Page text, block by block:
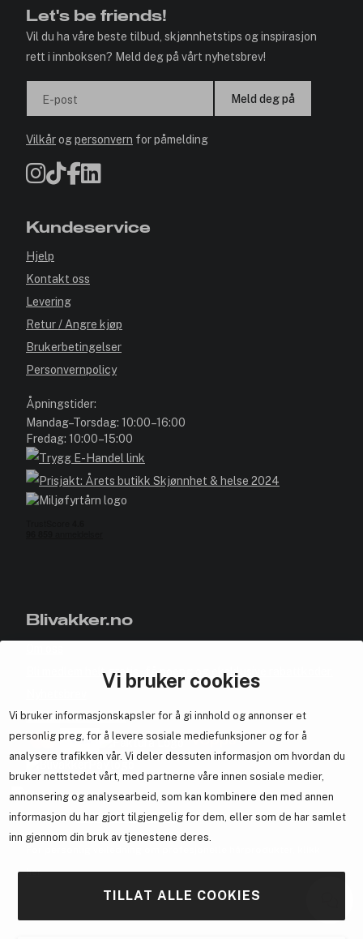
Vi bruker cookies
Vi bruker informasjonskapsler for å gi innhold og annonser et
personlig preg, for å levere sosiale mediefunksjoner og for å
analysere trafikken vår. Vi deler dessuten informasjon om hvordan du
bruker nettstedet vårt, med partnerne våre innen sosiale medier,
annonsering og analysearbeid, som kan kombinere den med annen
informasjon du har gjort tilgjengelig for dem, eller som de har samlet
inn gjennom din bruk av tjenestene deres.
TILLAT ALLE COOKIES
Let's be friends!
Vil du ha våre beste tilbud, skjønnhetstips og inspirasjon
rett i innboksen? Meld deg på vårt nyhetsbrev!
E-post Meld deg på
Vilkårogpersonvern for påmelding
Kundeservice
Hjelp
Kontakt oss
Levering
Retur / Angre kjøp
Brukerbetingelser
Personvernpolicy
Åpningstider:
Mandag–Torsdag: 10:00–16:00
Fredag: 10:00–15:00
Blivakker.no
Bli medlem helt gratis - få poeng og eksklusive rabattkoder.
Samarbeid med oss
En del avBrandsdal Group AS
her.